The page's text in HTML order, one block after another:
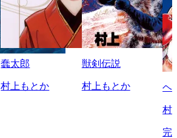
蠢太郎
村上もとか
獣剣伝説
村上もとか ヘ
村
完